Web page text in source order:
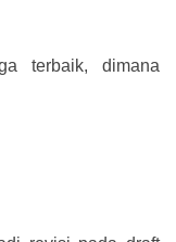
terbaik, dimana